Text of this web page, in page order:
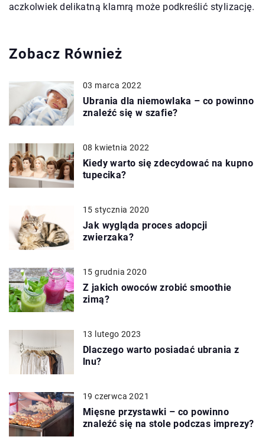
aczkolwiek delikatną klamrą może podkreślić stylizację.
Zobacz Również
03 marca 2022
Ubrania dla niemowlaka – co powinno
znaleźć się w szafie?
08 kwietnia 2022
Kiedy warto się zdecydować na kupno
tupecika?
15 stycznia 2020
Jak wygląda proces adopcji
zwierzaka?
15 grudnia 2020
Z jakich owoców zrobić smoothie
zimą?
13 lutego 2023
Dlaczego warto posiadać ubrania z
lnu?
19 czerwca 2021
Mięsne przystawki – co powinno
znaleźć się na stole podczas imprezy?